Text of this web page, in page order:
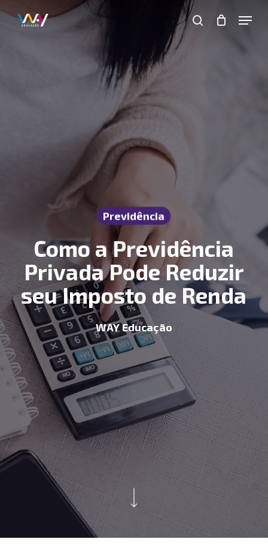
search
Menu
Previdência
Como a Previdência
Privada Pode Reduzir
seu Imposto de Renda
WAY Educação